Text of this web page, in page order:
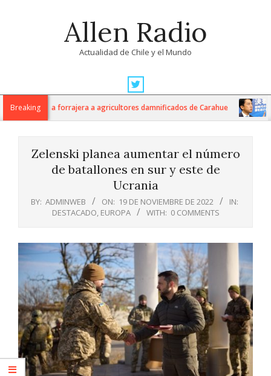
Allen Radio
Actualidad de Chile y el Mundo
Navigation
MenuBreaking
de avena forrajera a agricultores damnificados de Carahue
Zelenski planea aumentar el número
de batallones en sur y este de
Ucrania
BY: ADMINWEB ON: 19 DE NOVIEMBRE DE 2022
IN:
DESTACADO, EUROPA WITH: 0 COMMENTS